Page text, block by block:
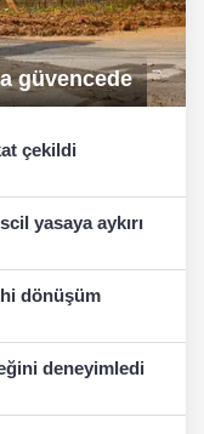
güvencede
çekildi
yasaya aykırı
dönüşüm
deneyimledi